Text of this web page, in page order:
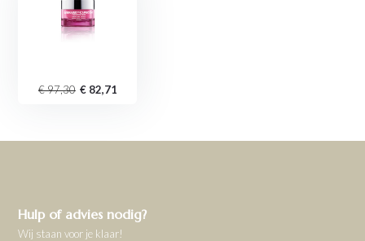
€ 97,30 € 82,71
Hulp of advies nodig?
Wij staan voor je klaar!